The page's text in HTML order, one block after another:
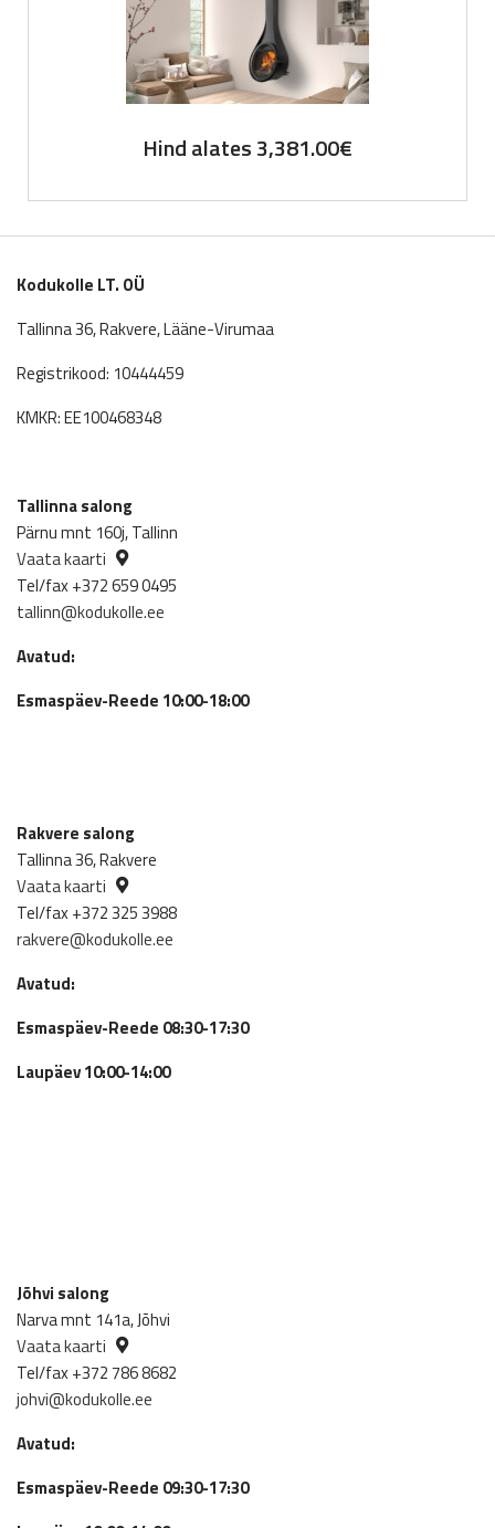
Hind alates3,381.00€
Kodukolle LT. OÜ
Tallinna 36, Rakvere, Lääne-Virumaa
Registrikood: 10444459
KMKR: EE100468348
Tallinna salong
Pärnu mnt 160j, Tallinn
Vaata kaarti
Tel/fax +372 659 0495
tallinn@kodukolle.ee
Avatud:
Esmaspäev-Reede 10:00-18:00
Rakvere salong
Tallinna 36, Rakvere
Vaata kaarti
Tel/fax +372 325 3988
rakvere@kodukolle.ee
Avatud:
Esmaspäev-Reede 08:30-17:30
Laupäev 10:00-14:00
Jõhvi salong
Narva mnt 141a, Jõhvi
Vaata kaarti
Tel/fax +372 786 8682
johvi@kodukolle.ee
Avatud:
Esmaspäev-Reede 09:30-17:30